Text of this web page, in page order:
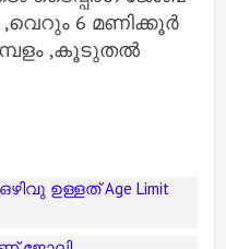
,വെറും 6 മണിക്കൂർ
,കൂടുതൽ
ഉള്ളത് Age Limit